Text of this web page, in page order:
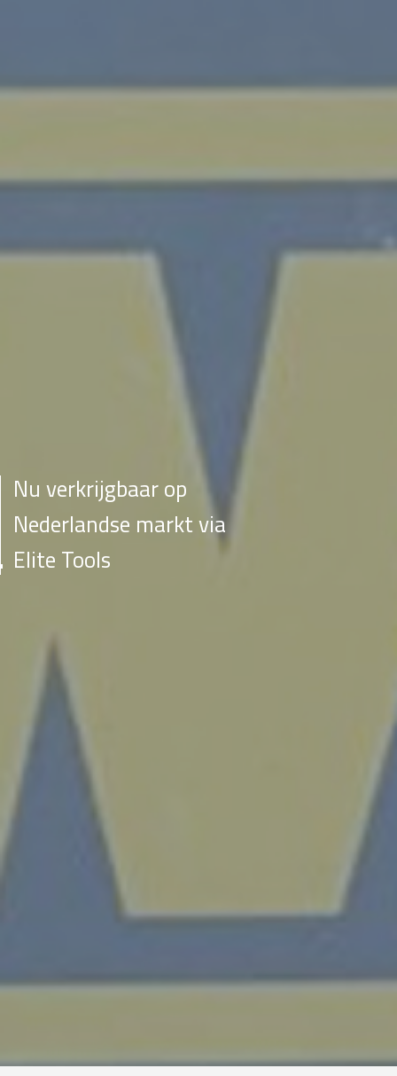
Nu verkrijgbaar op
Nederlandse markt via
Elite Tools